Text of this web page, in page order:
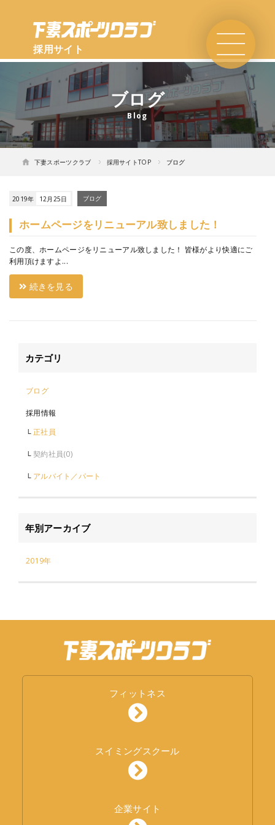
採用サイト
ブログ
下妻スポーツクラブ 採用サイトTOP ブログ
2019年 12月25日 ブログ
ホームページをリニューアル致しました！
この度、ホームページをリニューアル致しました！ 皆様がより快適にご
利用頂けますよ...
続きを見る
カテゴリ
ブログ
採用情報
正社員
契約社員
アルバイト／パート
年別アーカイブ
2019年
フィットネス
スイミングスクール
企業サイト